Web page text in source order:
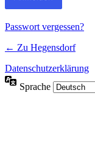
Passwort vergessen?
← Zu Hegensdorf
Datenschutzerklärung
Sprache